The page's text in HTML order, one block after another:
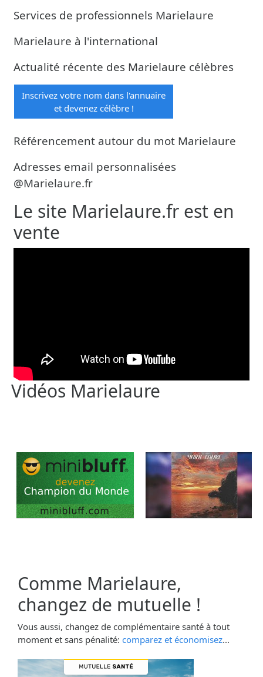
Services de professionnels Marielaure
Marielaure à l'international
Actualité récente des Marielaure célèbres
Inscrivez votre nom dans l'annuaire
et devenez célèbre !
Référencement autour du mot Marielaure
Adresses email personnalisées
@Marielaure.fr
Le site Marielaure.fr est en
vente
Vidéos Marielaure
Comme Marielaure,
changez de mutuelle !
Vous aussi, changez de complémentaire santé à tout
moment et sans pénalité: comparez et économisez...